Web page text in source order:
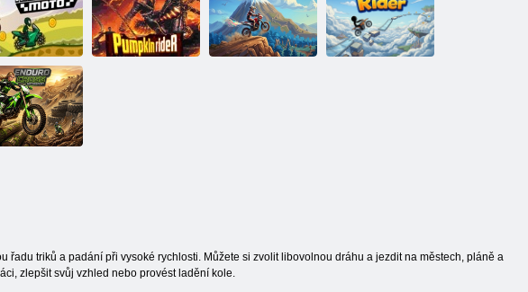
Police Moto
Simulator 3D
Super Trick
Tuk auto
rickshaw 2020
do kopce
řadu triků a padání při vysoké rychlosti. Můžete si zvolit libovolnou dráhu a jezdit na městech, pláně a
zlepšit svůj vzhled nebo provést ladění kole.